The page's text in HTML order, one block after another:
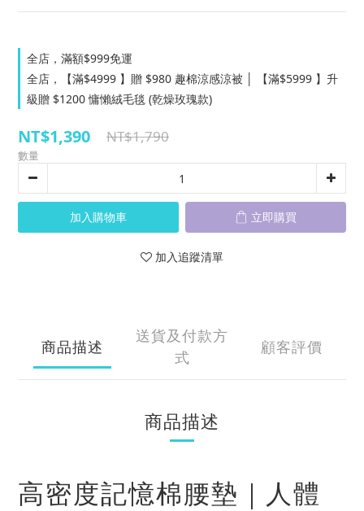
全店，滿額$999免運
全店，【滿$4999 】贈 $980 趣棉涼感涼被 │ 【滿$5999 】升
級贈 $1200 慵懶絨毛毯 (乾燥玫瑰款)
NT$1,390 NT$1,790
數量
加入購物車 立即購買
加入追蹤清單
商品描述
送貨及付款方
式
顧客評價
商品描述
高密度記憶棉腰墊｜人體